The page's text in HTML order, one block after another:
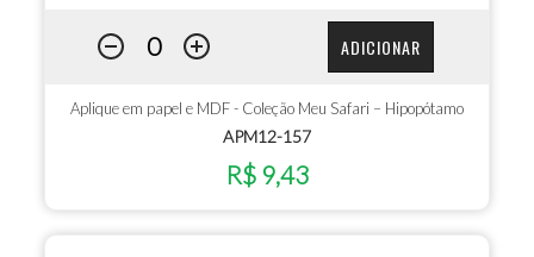
ADICIONAR
Aplique em papel e MDF - Coleção Meu Safari – Hipopótamo
APM12-157
R$ 9,43